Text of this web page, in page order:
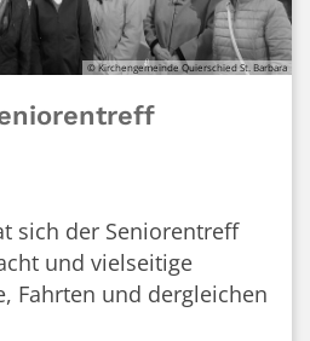
© Kirchengemeinde Quierschied St. Barbara
sich der Seniorentreff
und vielseitige
Fahrten und dergleichen